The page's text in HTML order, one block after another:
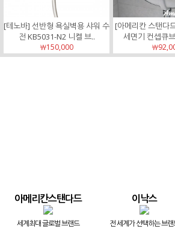
[테노바] 선반형 욕실벽용 샤워 수
전 KB5031-N2 니켈 브..
￦150,000
[아메리칸 스탠다
세면기 컨셉큐
￦
아메리칸스탠다드
세계최대 글로벌 브랜드
이낙스
전 세계가 선택하는 브랜